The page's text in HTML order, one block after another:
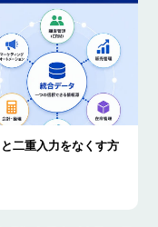
二重入力をなくす方